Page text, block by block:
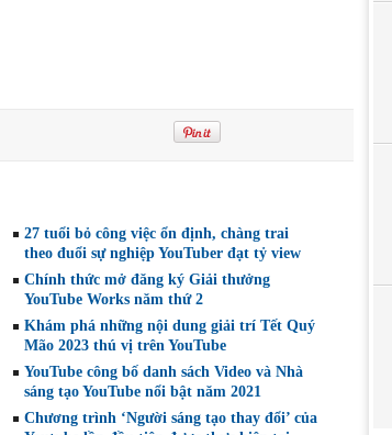
27 tuổi bỏ công việc ổn định, chàng trai
theo đuổi sự nghiệp YouTuber đạt tỷ view
Chính thức mở đăng ký Giải thưởng
YouTube Works năm thứ 2
Khám phá những nội dung giải trí Tết Quý
Mão 2023 thú vị trên YouTube
YouTube công bố danh sách Video và Nhà
sáng tạo YouTube nổi bật năm 2021
Chương trình ‘Người sáng tạo thay đổi’ của